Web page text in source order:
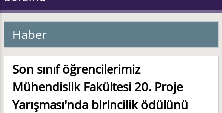
Haber
Son sınıf öğrencilerimiz
Mühendislik Fakültesi 20. Proje
Yarışması'nda birincilik ödülünü